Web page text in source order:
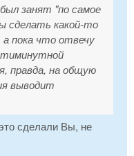
занят "по самое
сделать какой-то
а пока что отвечу
правда, на общую
выводит
сделали Вы, не